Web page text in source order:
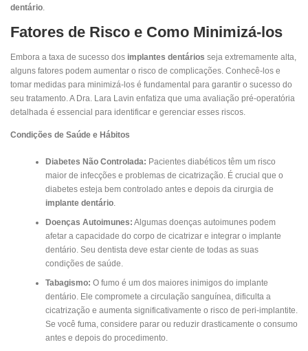
dentário
Fatores de Risco e Como Minimizá-los
Embora a taxa de sucesso dos implantes dentários seja extremamente alta,
alguns fatores podem aumentar o risco de complicações. Conhecê-los e
tomar medidas para minimizá-los é fundamental para garantir o sucesso do
seu tratamento. A Dra. Lara Lavin enfatiza que uma avaliação pré-operatória
detalhada é essencial para identificar e gerenciar esses riscos.
Condições de Saúde e Hábitos
Diabetes Não Controlada: Pacientes diabéticos têm um risco
maior de infecções e problemas de cicatrização. É crucial que o
diabetes esteja bem controlado antes e depois da cirurgia de
implante dentário.
Doenças Autoimunes: Algumas doenças autoimunes podem
afetar a capacidade do corpo de cicatrizar e integrar o implante
dentário. Seu dentista deve estar ciente de todas as suas
condições de saúde.
Tabagismo: O fumo é um dos maiores inimigos do implante
dentário. Ele compromete a circulação sanguínea, dificulta a
cicatrização e aumenta significativamente o risco de peri-implantite.
Se você fuma, considere parar ou reduzir drasticamente o consumo
antes e depois do procedimento.